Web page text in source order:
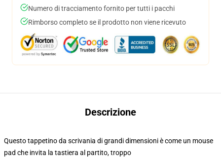
Numero di tracciamento fornito per tutti i pacchi
Rimborso completo se il prodotto non viene ricevuto
Descrizione
Questo tappetino da scrivania di grandi dimensioni è come un mouse
pad che invita la tastiera al partito, troppo